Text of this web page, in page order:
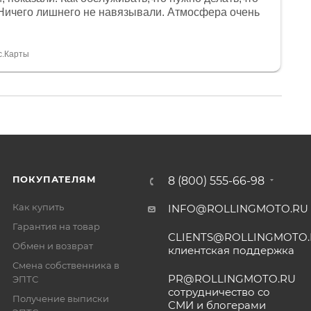
лишнего не навязывали. Атмосфера очень
Дмитрию, за клиентоориентированность и
ПОКУПАТЕЛЯМ
Как купить
Гарантия на товар
Обмен и возврат
Смена собственника в
ЭПТС
Получение выписки
8 (800) 555-66-98
INFO@ROLLINGMOTO.RU
клиентская поддержка
PR@ROLLINGMOTO.RU
сотрудничество со
СМИ и блогерами